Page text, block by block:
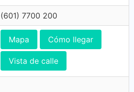
(601) 7700 200
Mapa Cómo llegar
Vista de calle